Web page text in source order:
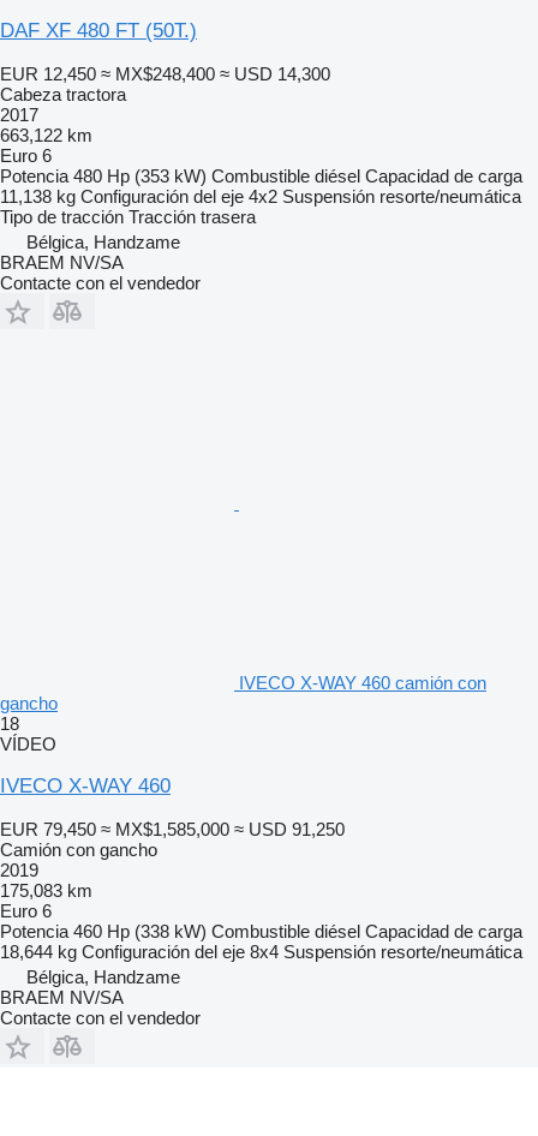
DAF XF 480 FT (50T.)
EUR 12,450 ≈ MX$248,400 ≈ USD 14,300
Cabeza tractora
2017
663,122 km
Euro 6
Potencia 480 Hp (353 kW) Combustible diésel Capacidad de carga
11,138 kg Configuración del eje 4x2 Suspensión resorte/neumática
Tipo de tracción Tracción trasera
Bélgica, Handzame
BRAEM NV/SA
Contacte con el vendedor
IVECO X-WAY 460 camión con
gancho
18
VÍDEO
IVECO X-WAY 460
EUR 79,450 ≈ MX$1,585,000 ≈ USD 91,250
Camión con gancho
2019
175,083 km
Euro 6
Potencia 460 Hp (338 kW) Combustible diésel Capacidad de carga
18,644 kg Configuración del eje 8x4 Suspensión resorte/neumática
Bélgica, Handzame
BRAEM NV/SA
Contacte con el vendedor